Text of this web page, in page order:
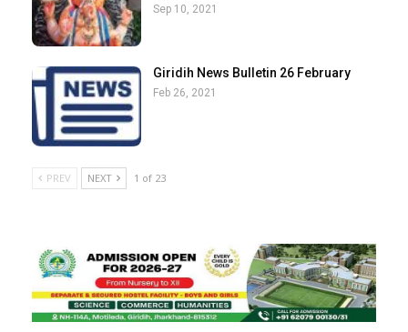
Sep 10, 2021
Giridih News Bulletin 26 February
Feb 26, 2021
PREV NEXT 1 of 23